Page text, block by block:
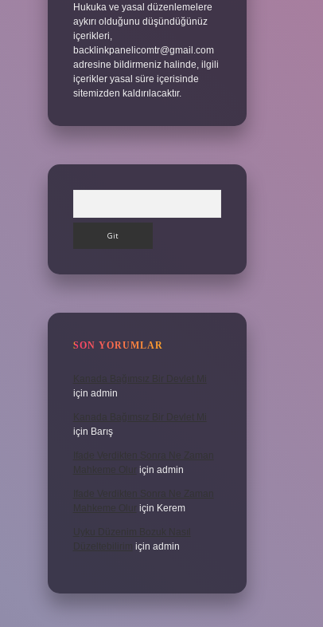
Hukuka ve yasal düzenlemelere
aykırı olduğunu düşündüğünüz
içerikleri,
backlinkpanelicomtr@gmail.com
adresine bildirmeniz halinde, ilgili
içerikler yasal süre içerisinde
sitemizden kaldırılacaktır.
SON YORUMLAR
Kanada Bağımsız Bir Devlet Mi
için admin
Kanada Bağımsız Bir Devlet Mi
için Barış
Ifade Verdikten Sonra Ne Zaman
Mahkeme Olur için admin
Ifade Verdikten Sonra Ne Zaman
Mahkeme Olur için Kerem
Uyku Düzenim Bozuk Nasıl
Düzeltebilirim
için admin